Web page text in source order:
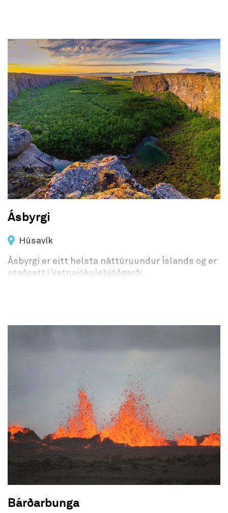
Ásbyrgi
Húsavík
Ásbyrgi er eitt helsta náttúruundur Íslands og er
staðsett í Vatnajökulsþjóðgarði.
Bárðarbunga